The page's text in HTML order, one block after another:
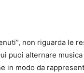
non riguarda le
puoi alternare musica
in modo da